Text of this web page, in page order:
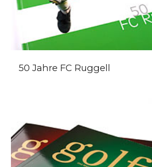
50 Jahre FC Ruggell